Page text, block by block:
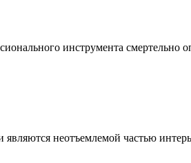
инструмента смертельно
неотъемлемой частью